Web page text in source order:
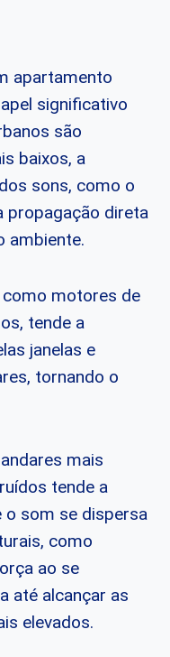
apartamento
significativo
são
baixos, a
sons, como o
propagação direta
ambiente.
como motores de
tende a
janelas e
tornando o
mais
tende a
o som se dispersa
como
ao se
até alcançar as
elevados.